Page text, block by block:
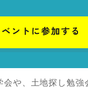
会や、土地探し勉強